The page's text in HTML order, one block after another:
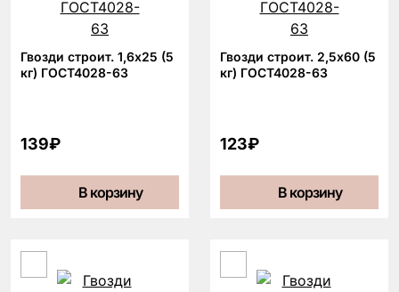
Гвозди строит. 1,6х25 (5
кг) ГОСТ4028-63
139₽
В корзину
Гвозди строит. 2,5х60 (5
кг) ГОСТ4028-63
123₽
В корзину